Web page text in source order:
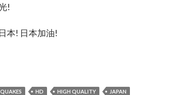
!
本! 日本加油!
照片总汇,japan 9.0earthquakes high quality photo!
HD HIGH QUALITY
JAPAN